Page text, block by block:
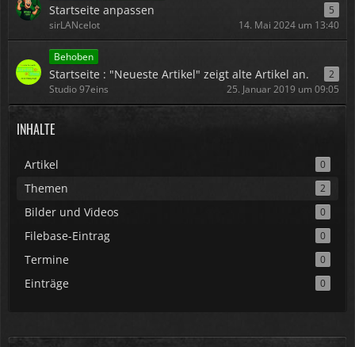
Startseite anpassen
5
sirLANcelot
14. Mai 2024 um 13:40
Behoben
Startseite : "Neueste Artikel" zeigt alte Artikel an.
2
Studio 97eins
25. Januar 2019 um 09:05
INHALTE
Artikel 0
Themen 2
Bilder und Videos 0
Filebase-Eintrag 0
Termine 0
Einträge 0